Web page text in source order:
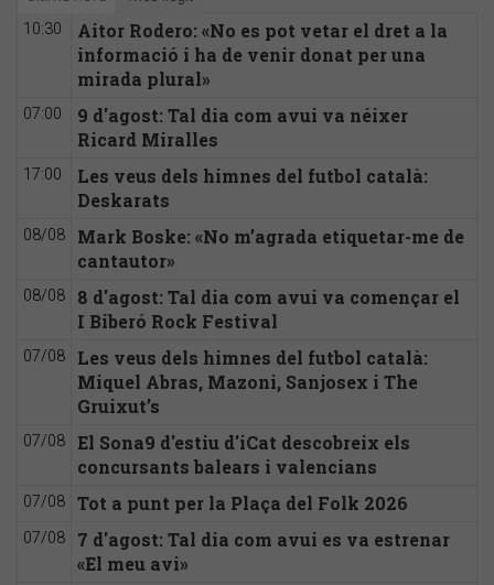
10:30
Aitor Rodero: «No es pot vetar el dret a la
informació i ha de venir donat per una
mirada plural»
07:00
9 d'agost: Tal dia com avui va néixer
Ricard Miralles
17:00
Les veus dels himnes del futbol català:
Deskarats
08/08
Mark Boske: «No m’agrada etiquetar-me de
cantautor»
08/08
8 d'agost: Tal dia com avui va començar el
I Biberó Rock Festival
07/08
Les veus dels himnes del futbol català:
Miquel Abras, Mazoni, Sanjosex i The
Gruixut’s
07/08
El Sona9 d'estiu d'iCat descobreix els
concursants balears i valencians
07/08 Tot a punt per la Plaça del Folk 2026
07/08
7 d'agost: Tal dia com avui es va estrenar
«El meu avi»